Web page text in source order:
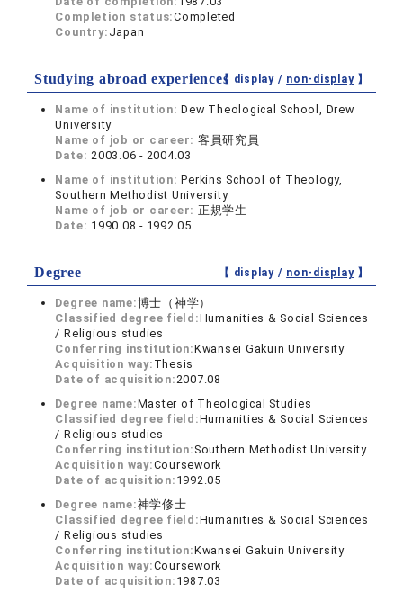
Completion status:Completed
Country: Japan
Studying abroad experiences【 display / non-display】
Name of institution:Dew Theological School, Drew
University
Name of job or career: 客員研究員
Date:2003.06 - 2004.03
Name of institution:Perkins School of Theology,
Southern Methodist University
Name of job or career: 正規学生
Date: 1990.08 - 1992.05
Degree 【 display / non-display】
Degree name:博士（神学）
Classified degree field:Humanities & Social Sciences
/ Religious studies
Conferring institution:Kwansei Gakuin University
Acquisition way: Thesis
Date of acquisition:2007.08
Degree name:Master of Theological Studies
Classified degree field:Humanities & Social Sciences
/ Religious studies
Conferring institution: Southern Methodist University
Acquisition way:Coursework
Date of acquisition: 1992.05
Degree name:神学修士
Classified degree field:Humanities & Social Sciences
/ Religious studies
Conferring institution:Kwansei Gakuin University
Acquisition way:Coursework
Date of acquisition: 1987.03